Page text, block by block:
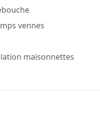
vennes
maisonnettes